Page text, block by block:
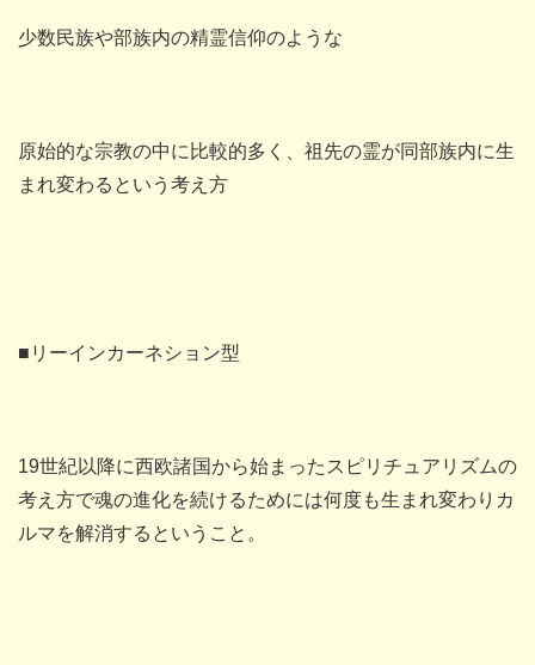
少数民族や部族内の精霊信仰のような
原始的な宗教の中に比較的多く、祖先の霊が同部族内に生
まれ変わるという考え方
■リーインカーネション型
19世紀以降に西欧諸国から始まったスピリチュアリズムの
考え方で魂の進化を続けるためには何度も生まれ変わりカ
ルマを解消するということ。